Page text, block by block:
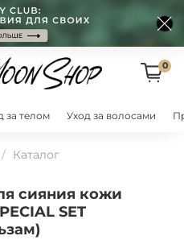
0
за телом Уход за волосами
Каталог
сияния кожи
SET